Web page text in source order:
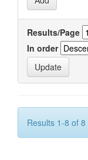
Results/Page
In order
Results 1-8 of